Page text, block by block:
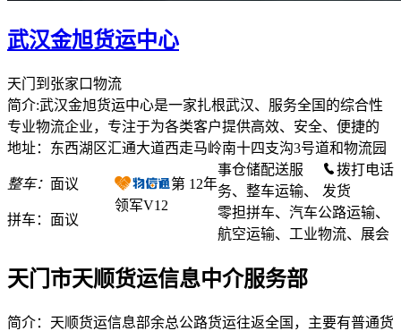
武汉金旭货运中心
天门到张家口物流
简介:武汉金旭货运中心是一家扎根武汉、服务全国的综合性
专业物流企业，专注于为各类客户提供高效、安全、便捷的
地址：东西湖区汇通大道西走马岭南十四支沟3号道和物流园
整车： 面议
拼车： 面议
第 12年
领军V12
拨打电话
发货
天门市天顺货运信息中介服务部
简介：天顺货运信息部余总公路货运往返全国，主要有普通货
事仓储配送服
务、整车运输、
零担拼车、汽车公路运输、
航空运输、工业物流、展会